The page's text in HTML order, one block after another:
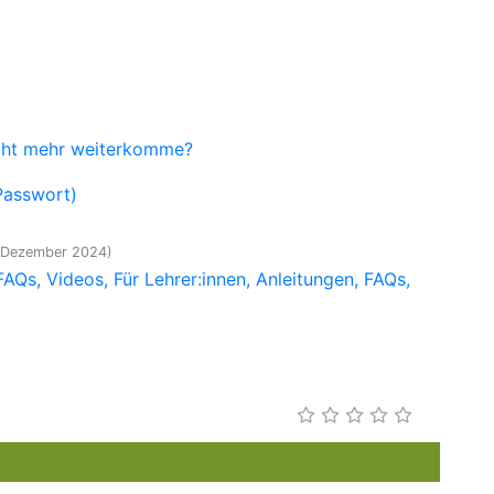
mehr weiterkomme?
2024)
Videos Für Lehrer:innen Anleitungen FAQs